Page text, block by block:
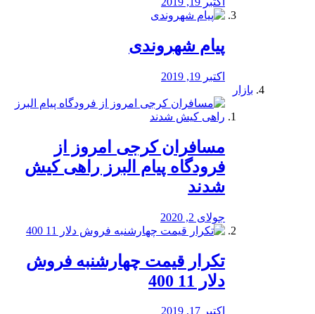
پیام شهروندی
اکتبر 19, 2019
بازار
مسافران کرجی امروز از
فرودگاه پیام البرز راهی کیش
شدند
جولای 2, 2020
تکرار قیمت چهارشنبه فروش
دلار 11 400
اکتبر 17, 2019